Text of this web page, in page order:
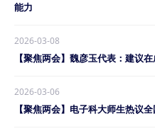
能力
2026-03-08
【聚焦两会】魏彦玉代表：建议
2026-03-06
【聚焦两会】电子科大师生热议